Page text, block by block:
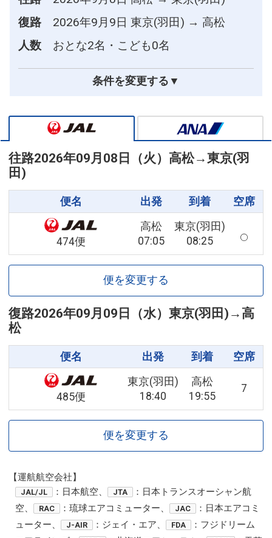
復路
2026年9月9日 東京(羽田) → 高松
人数
おとな2名・こども0名
条件を変更する▼
往路2026年09月08日（火） 高松→東京(羽
田)
便名 出発 到着 空席
474便
高松
07:05
東京(羽田)
08:25
便を変更する
復路2026年09月09日（水） 東京(羽田) → 高
松
便名 出発 到着 空席
485便
東京(羽田)
18:40
高松
19:55
7
便を変更する
【運航航空会社】
JAL/JL ：日本航空、 JTA
：日本トランスオーシャン航
空、
RAC ：琉球エアコミューター、 JAC
：日本エアコミ
ューター、
J-AIR ：ジェイ・エア、 FDA
：フジドリーム